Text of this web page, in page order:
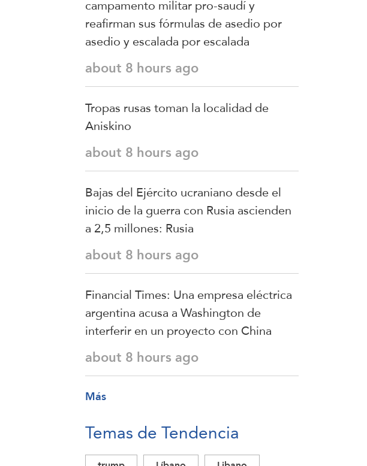
campamento militar pro-saudí y
reafirman sus fórmulas de asedio por
asedio y escalada por escalada
about 8 hours ago
Tropas rusas toman la localidad de
Aniskino
about 8 hours ago
Bajas del Ejército ucraniano desde el
inicio de la guerra con Rusia ascienden
a 2,5 millones: Rusia
about 8 hours ago
Financial Times: Una empresa eléctrica
argentina acusa a Washington de
interferir en un proyecto con China
about 8 hours ago
Más
Temas de Tendencia